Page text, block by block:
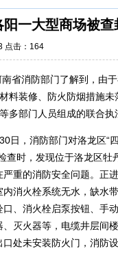
一大型商场被查
点击： 164
消防部门了解到，由
料装修、防火防烟措施未
部门人员组成的联合执
，消防部门对洛龙区“四
查时，发现位于洛龙区牡
严重的消防安全问题。正
内消火栓系统无水，缺水
口、消火栓启泵按钮、手
、灭火器等，电缆井层间
口处未安装防火门，消防